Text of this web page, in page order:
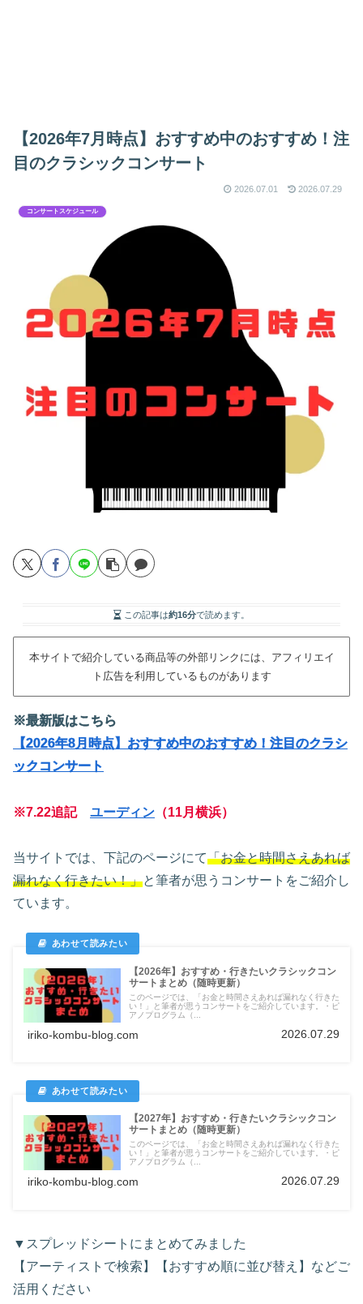
【2026年7月時点】おすすめ中のおすすめ！注
目のクラシックコンサート
2026.07.01 2026.07.29
コンサートスケジュール
この記事は約16分で読めます。
本サイトで紹介している商品等の外部リンクには、アフィリエイ
ト広告を利用しているものがあります
※最新版はこちら
【2026年8月時点】おすすめ中のおすすめ！注目のクラシ
ックコンサート
※7.22追記 ユーディン （11月横浜）
当サイトでは、下記のページにて「お金と時間さえあれば
漏れなく行きたい！」と筆者が思うコンサートをご紹介し
ています。
【2026年】おすすめ・行きたいクラシックコン
サートまとめ（随時更新）
このページでは、「お金と時間さえあれば漏れなく行きた
い！」と筆者が思うコンサートをご紹介しています。・ピ
アノプログラム（...
iriko-kombu-blog.com 2026.07.29
【2027年】おすすめ・行きたいクラシックコン
サートまとめ（随時更新）
このページでは、「お金と時間さえあれば漏れなく行きた
い！」と筆者が思うコンサートをご紹介しています。・ピ
アノプログラム（...
iriko-kombu-blog.com 2026.07.29
▼スプレッドシートにまとめてみました
【アーティストで検索】【おすすめ順に並び替え】などご
活用ください